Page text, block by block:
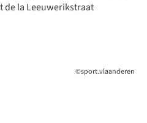
de la Leeuwerikstraat
©sport.vlaanderen